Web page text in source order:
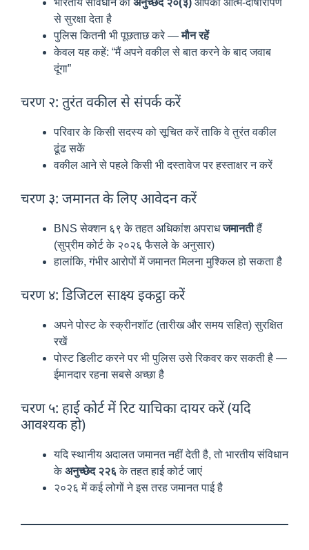
से सुरक्षा देता है
पुलिस कितनी भी पूछताछ करे —मौन रहें
केवल यह कहें: “मैं अपने वकील से बात करने के बाद जवाब
दूंगा”
चरण २: तुरंत वकील से संपर्क करें
परिवार के किसी सदस्य को सूचित करें ताकि वे तुरंत वकील
ढूंढ सकें
वकील आने से पहले किसी भी दस्तावेज पर हस्ताक्षर न करें
चरण ३: जमानत के लिए आवेदन करें
BNS सेक्शन ६९ के तहत अधिकांश अपराधजमानतीहैं
(सुप्रीम कोर्ट के २०२६ फैसले के अनुसार)
हालांकि, गंभीर आरोपों में जमानत मिलना मुश्किल हो सकता है
चरण ४: डिजिटल साक्ष्य इकट्ठा करें
अपने पोस्ट के स्क्रीनशॉट (तारीख और समय सहित) सुरक्षित
रखें
पोस्ट डिलीट करने पर भी पुलिस उसे रिकवर कर सकती है —
ईमानदार रहना सबसे अच्छा है
चरण ५: हाई कोर्ट में रिट याचिका दायर करें (यदि
आवश्यक हो)
यदि स्थानीय अदालत जमानत नहीं देती है, तो भारतीय संविधान
केअनुच्छेद २२६ के तहत हाई कोर्ट जाएं
२०२६ में कई लोगों ने इस तरह जमानत पाई है